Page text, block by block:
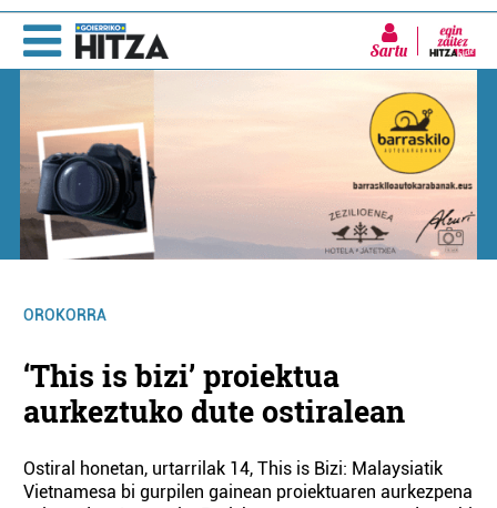
Sartu
OROKORRA
‘This is bizi’ proiektua
aurkeztuko dute ostiralean
Ostiral honetan, urtarrilak 14, This is Bizi: Malaysiatik
Vietnamesa bi gurpilen gainean proiektuaren aurkezpena